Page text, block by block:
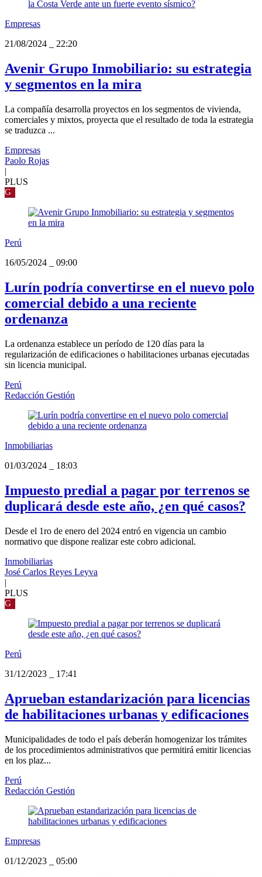
Empresas
21/08/2024
22:20
Avenir Grupo Inmobiliario: su estrategia
y segmentos en la mira
La compañía desarrolla proyectos en los segmentos de vivienda,
comerciales y mixtos, proyecta que el resultado de toda la estrategia
se traduzca ...
Empresas
Paolo Rojas
|
PLUS
G
Perú
16/05/2024
09:00
Lurín podría convertirse en el nuevo polo
comercial debido a una reciente
ordenanza
La ordenanza establece un período de 120 días para la
regularización de edificaciones o habilitaciones urbanas ejecutadas
sin licencia municipal.
Perú
Redacción Gestión
Inmobiliarias
01/03/2024
18:03
Impuesto predial a pagar por terrenos se
duplicará desde este año, ¿en qué casos?
Desde el 1ro de enero del 2024 entró en vigencia un cambio
normativo que dispone realizar este cobro adicional.
Inmobiliarias
José Carlos Reyes Leyva
|
PLUS
G
Perú
31/12/2023
17:41
Aprueban estandarización para licencias
de habilitaciones urbanas y edificaciones
Municipalidades de todo el país deberán homogenizar los trámites
de los procedimientos administrativos que permitirá emitir licencias
en los plaz...
Perú
Redacción Gestión
Empresas
01/12/2023
05:00